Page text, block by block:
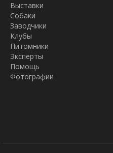
Выставки
Собаки
Заводчики
Клубы
Питомники
Эксперты
Помощь
Фотографии